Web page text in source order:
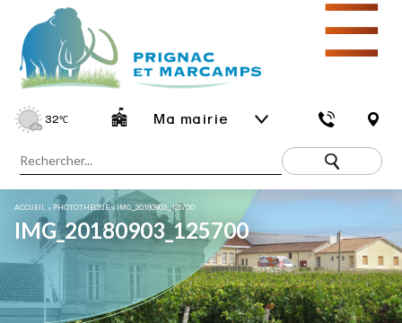
32℃ Ma mairie
☰
ACCUEIL » PHOTOTHÈQUE»IMG_20180903_125700
IMG_20180903_125700